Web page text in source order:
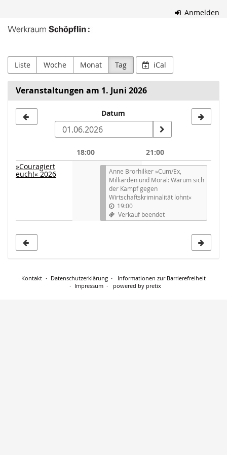
Inhalt
Anmelden
Werkraum
Liste Woche Monat Tag iCal
Veranstaltungen am 1. Juni 2026
zur
auswählen
Datum
18:00
21:00
»Couragiert
euch!« 2026
Anne Brorhilker »Cum/Ex,
Milliarden und Moral: Warum sich
der Kampf gegen
Wirtschaftskriminalität lohnt«
19:00
Verkauf beendet
Kontakt Datenschutzerklärung
Informationen zur Barrierefreiheit
Impressum
powered by pretix